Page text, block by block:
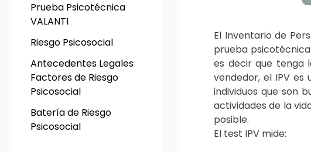
Prueba Psicotécnica
VALANTI
Riesgo Psicosocial
Antecedentes Legales
Factores de Riesgo
Psicosocial
Batería de Riesgo
Psicosocial
El Inventario de
prueba
es decir que tenga
vendedor, el IPV
individuos que son
actividades de la
posible.
El test IPV mide: